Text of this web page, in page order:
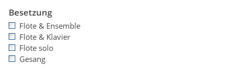
Besetzung
Flöte & Ensemble
Flöte & Klavier
Flöte solo
Gesang